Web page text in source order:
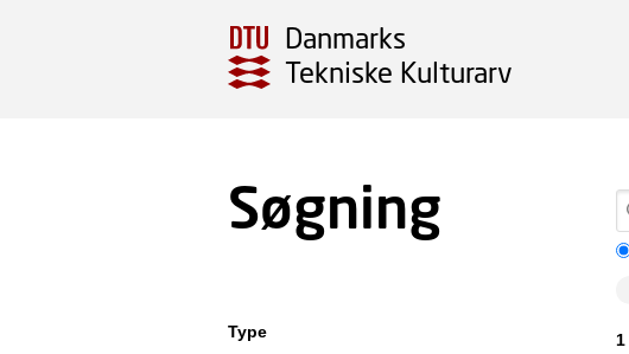
Danmarks
Tekniske Kulturarv
Søgning
Type
1